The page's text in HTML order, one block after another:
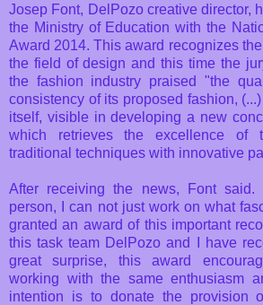
Josep Font, DelPozo creative director,
the Ministry of Education with the
Award 2014. This award recognizes
the field of design and this time the
the fashion industry praised "the
consistency of its proposed fashion,
itself, visible in developing a new
which retrieves the excellence of
traditional techniques with innovative
After receiving the news, Font
person, I can not just work on what
granted an award of this important
this task team DelPozo and I have
great surprise, this award
working with the same enthusiasm
intention is to donate the provision